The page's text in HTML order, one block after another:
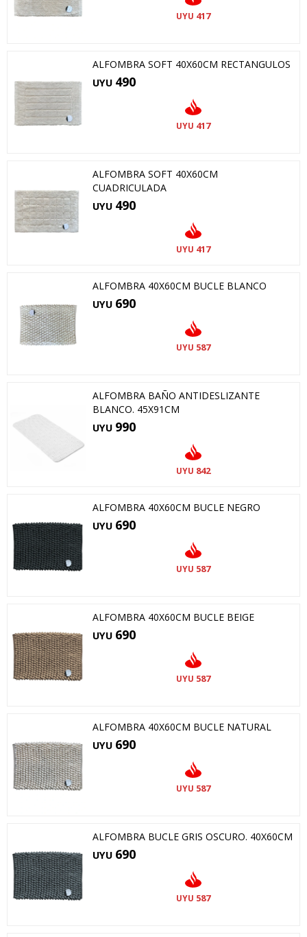
UYU 417
ALFOMBRA SOFT 40X60CM RECTANGULOS
UYU 490
UYU 417
ALFOMBRA SOFT 40X60CM
CUADRICULADA
UYU 490
UYU 417
ALFOMBRA 40X60CM BUCLE BLANCO
UYU 690
UYU 587
ALFOMBRA BAÑO ANTIDESLIZANTE
BLANCO. 45X91CM
UYU 990
UYU 842
ALFOMBRA 40X60CM BUCLE NEGRO
UYU 690
UYU 587
ALFOMBRA 40X60CM BUCLE BEIGE
UYU 690
UYU 587
ALFOMBRA 40X60CM BUCLE NATURAL
UYU 690
UYU 587
ALFOMBRA BUCLE GRIS OSCURO. 40X60CM
UYU 690
UYU 587